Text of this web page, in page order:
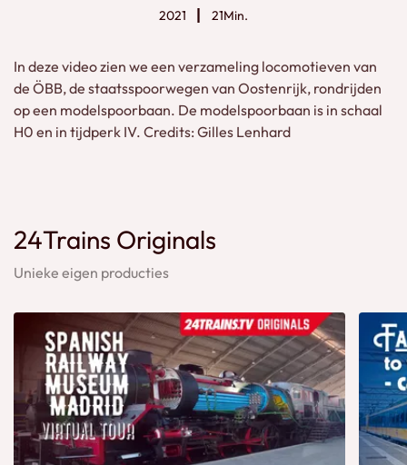
2021 21Min.
In deze video zien we een verzameling locomotieven van
de ÖBB, de staatsspoorwegen van Oostenrijk, rondrijden
op een modelspoorbaan. De modelspoorbaan is in schaal
H0 en in tijdperk IV. Credits: Gilles Lenhard
24Trains Originals
Unieke eigen producties